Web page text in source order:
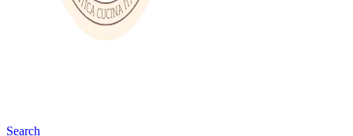
Search